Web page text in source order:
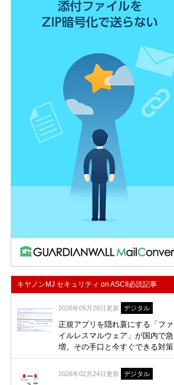
キヤノンMJ セキュリティ on ASCII必読記事
2026年05月28日更新 デジタル
正規アプリを隠れ蓑にする「ファ
イルレスマルウェア」が国内で急
増。その手口と今すぐできる対策
2026年02月24日更新 デジタル